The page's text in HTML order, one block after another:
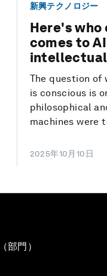
新興テクノロジー
Here's who
comes to
The question of
is conscious is
philosophical
machines were
2025年10月10日
部門）